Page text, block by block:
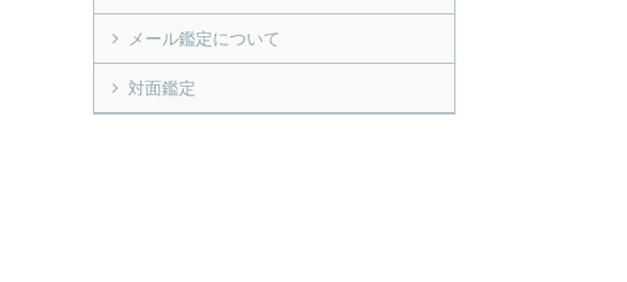
メール鑑定について
対面鑑定